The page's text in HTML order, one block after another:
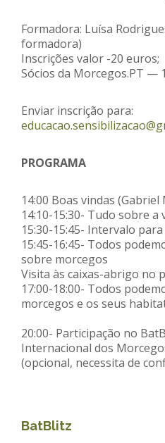
Formadora: Luísa
formadora)
Inscrições valor -20 euros;
Sócios da Morcegos.PT —
Enviar inscrição para:
PROGRAMA
14:00 Boas vindas
14:10-15:30- Tudo sobre a
15:30-15:45- Intervalo para
15:45-16:45- Todos
sobre morcegos
Visita às caixas-abrigo no
17:00-18:00- Todos
morcegos e os seus
20:00- Participação no
Internacional dos
(opcional, necessita de
BatBlitz